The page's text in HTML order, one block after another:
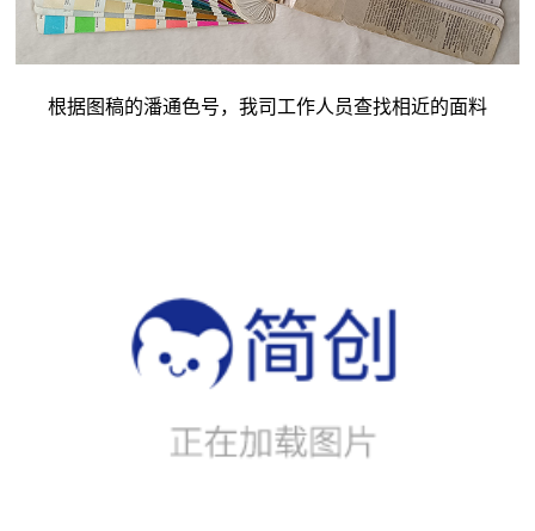
根据图稿的潘通色号，我司工作人员查找相近的面料